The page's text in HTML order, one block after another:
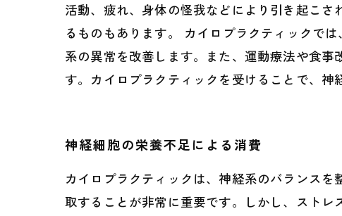
活動、疲れ、身体の怪我などにより引き起こ
るものもあります。 カイロプラクティックで
系の異常を改善します。また、運動療法や食
す。カイロプラクティックを受けることで、神
神経細胞の栄養不足による消費
カイロプラクティックは、神経系のバランス
取することが非常に重要です。しかし、スト